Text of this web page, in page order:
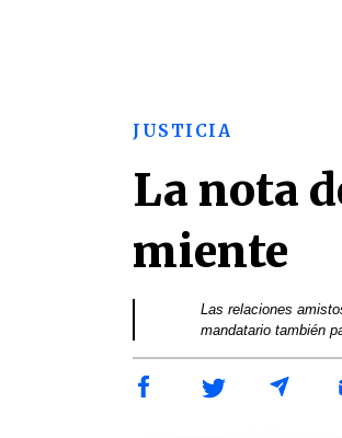
JUSTICIA
La nota
miente
Las relaciones
mandatario también